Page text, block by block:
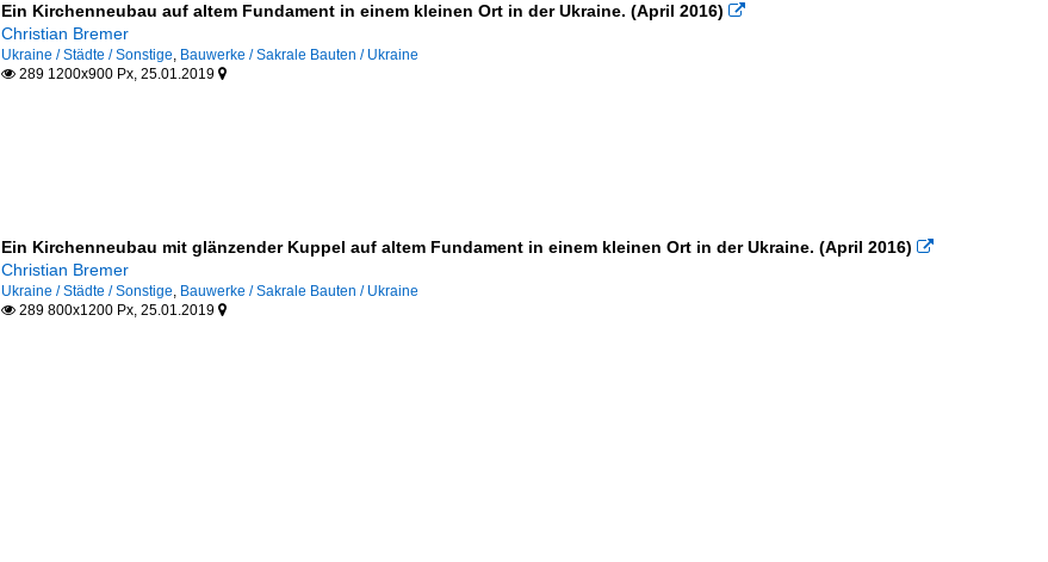
Ein Kirchenneubau auf altem Fundament in einem kleinen Ort in der Ukraine. (April 2016) 
Christian Bremer
Ukraine / Städte / Sonstige, Bauwerke / Sakrale Bauten / Ukraine
289 1200x900 Px, 25.01.2019 
Ein Kirchenneubau mit glänzender Kuppel auf altem Fundament in einem kleinen Ort in der Ukraine. (April 2016) 
Christian Bremer
Ukraine / Städte / Sonstige, Bauwerke / Sakrale Bauten / Ukraine
289 800x1200 Px, 25.01.2019 